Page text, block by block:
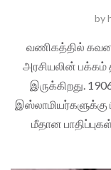
by
வணிகத்தில் கவனம்
அரசியலின் பக்கம்
இருக்கிறது.
இஸ்லாமியர்களுக்கு
மீதான